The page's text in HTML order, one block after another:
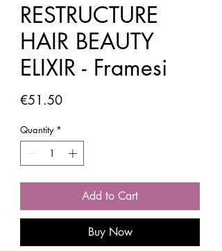
RESTRUCTURE
HAIR BEAUTY
ELIXIR - Framesi
€51.50Price
Quantity *
Add to Cart
Buy Now